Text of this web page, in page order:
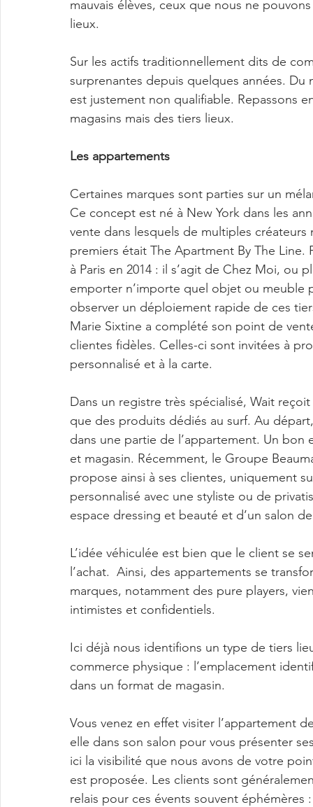
mauvais élèves, ceux que nous ne
lieux.
Sur les actifs traditionnellement dits de
surprenantes depuis quelques années.
est justement non qualifiable. Repassons
magasins mais des tiers lieux.
Les appartements
Certaines marques sont parties sur un
Ce concept est né à New York dans les
vente dans lesquels de multiples
premiers était The Apartment By The
à Paris en 2014 : il s’agit de Chez Moi,
emporter n’importe quel objet ou meuble
observer un déploiement rapide de ces
Marie Sixtine a complété son point de
clientes fidèles. Celles-ci sont invitées à
personnalisé et à la carte.
Dans un registre très spécialisé, Wait
que des produits dédiés au surf. Au
dans une partie de l’appartement. Un
et magasin. Récemment, le Groupe
propose ainsi à ses clientes, uniquement
personnalisé avec une styliste ou de
espace dressing et beauté et d’un salon
L’idée véhiculée est bien que le client se
l’achat.  Ainsi, des appartements se
marques, notamment des pure players,
intimistes et confidentiels.
Ici déjà nous identifions un type de tiers
commerce physique : l’emplacement
dans un format de magasin.
Vous venez en effet visiter l’appartement
elle dans son salon pour vous présenter
ici la visibilité que nous avons de votre
est proposée. Les clients sont
relais pour ces évents souvent